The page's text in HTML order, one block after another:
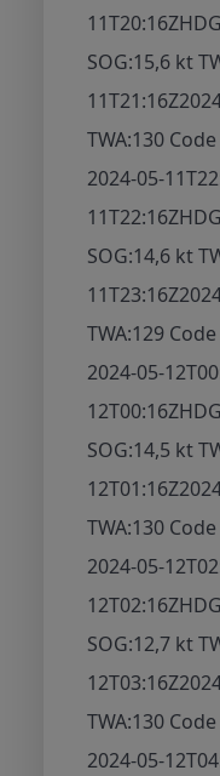
11T20:16Z
SOG:15,6 kt
11T21:16Z
TWA:130
2024-05-
11T22:16Z
SOG:14,6 kt
11T23:16Z
TWA:129
2024-05-
12T00:16Z
SOG:14,5 kt
12T01:16Z
TWA:130
2024-05-
12T02:16Z
SOG:12,7 kt
12T03:16Z
TWA:130
2024-05-